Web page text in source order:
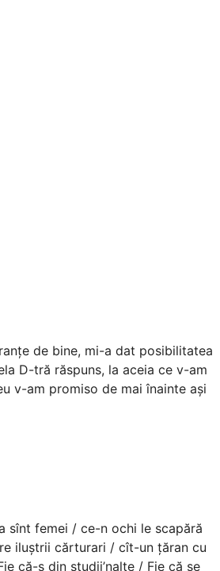
de bine, mi-a dat posibilitatea
D-tră răspuns, la aceia ce v-am
v-am promiso de mai înainte ași
sînt femei / ce-n ochi le scapără
iluștrii cărturari / cît-un țăran cu
că-s din studii’nalte / Fie că se